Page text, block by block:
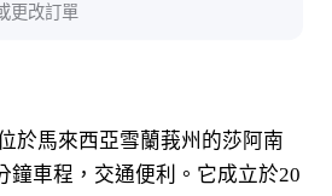
更改訂單
於馬來西亞雪蘭莪州的莎阿南
鐘車程，交通便利。它成立於20